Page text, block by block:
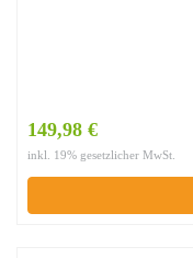
149,98 €
inkl. 19% gesetzlicher MwSt.